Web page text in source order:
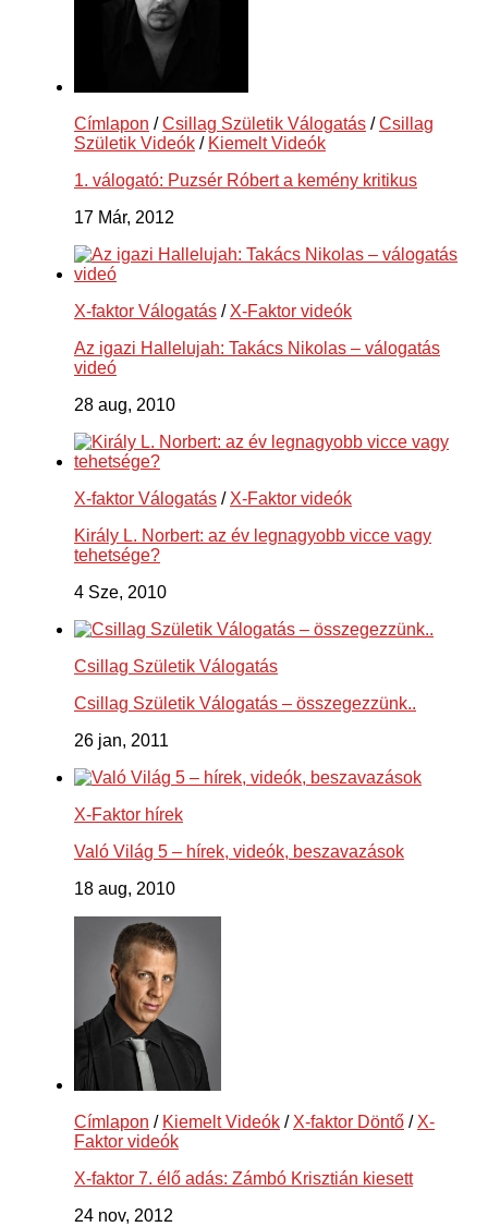
Címlapon /Csillag Születik Válogatás /Csillag
Születik Videók / Kiemelt Videók
1. válogató: Puzsér Róbert a kemény kritikus
17 Már, 2012
X-faktor Válogatás / X-Faktor videók
Az igazi Hallelujah: Takács Nikolas – válogatás
videó
28 aug, 2010
X-faktor Válogatás / X-Faktor videók
Király L. Norbert: az év legnagyobb vicce vagy
tehetsége?
4 Sze, 2010
Csillag Születik Válogatás
Csillag Születik Válogatás – összegezzünk..
26 jan, 2011
X-Faktor hírek
Való Világ 5 – hírek, videók, beszavazások
18 aug, 2010
Címlapon / Kiemelt Videók / X-faktor Döntő / X-
Faktor videók
X-faktor 7. élő adás: Zámbó Krisztián kiesett
24 nov, 2012